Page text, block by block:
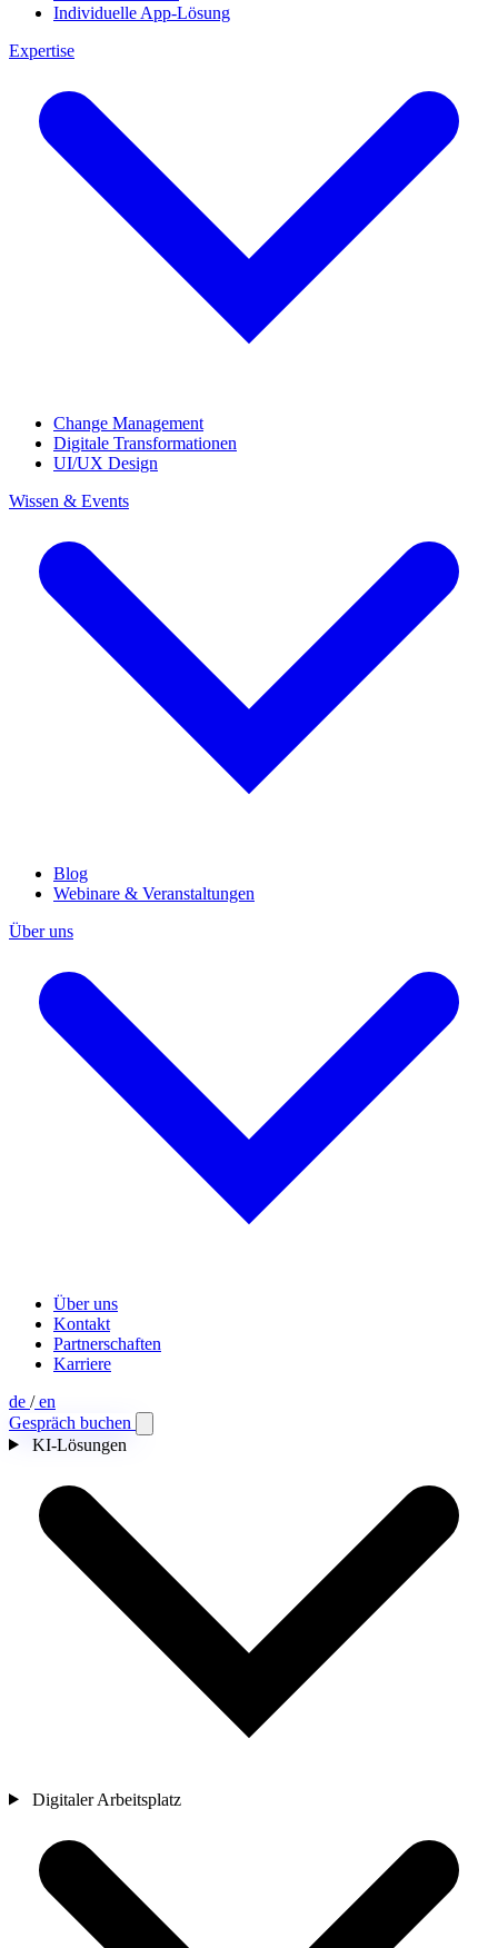
Individuelle App-Lösung
Expertise
Change Management
Digitale Transformationen
UI/UX Design
Wissen & Events
Blog
Webinare & Veranstaltungen
Über uns
Über uns
Kontakt
Partnerschaften
Karriere
de /en
Gespräch buchen
KI-Lösungen
Digitaler Arbeitsplatz